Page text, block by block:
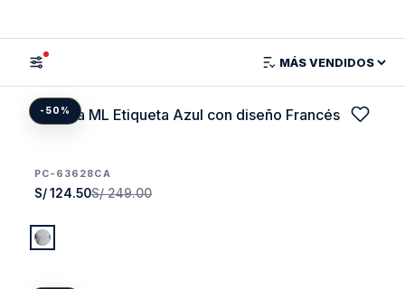
TIENDA
-50%
Camisa ML Etiqueta Azul con diseño Francés
PC-63628CA
S/ 124.50S/ 249.00